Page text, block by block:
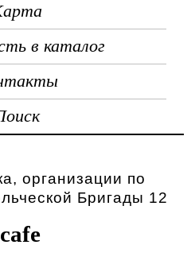
в каталог
организации по
Бригады 12